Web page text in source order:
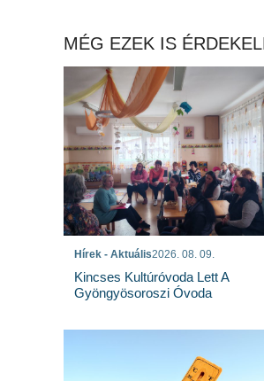
MÉG EZEK IS
Hírek - Aktuális2026. 08. 09.
Kincses Kultúróvoda Lett A
Gyöngyösoroszi Óvoda